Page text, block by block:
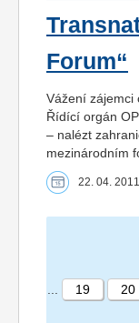
Forum“
Vážení zájemci
Řídící orgán
– nalézt
mezinárodním
22. 04. 2011
19 20